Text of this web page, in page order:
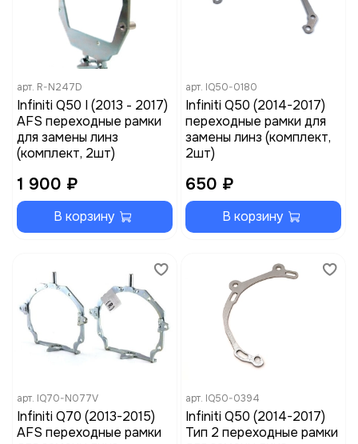
арт. R-N247D
Infiniti Q50 I (2013 - 2017)
AFS переходные рамки
для замены линз
(комплект, 2шт)
1 900 ₽
В корзину
арт. IQ50-0180
Infiniti Q50 (2014-2017)
переходные рамки для
замены линз (комплект,
2шт)
650 ₽
В корзину
арт. IQ70-N077V
Infiniti Q70 (2013-2015)
AFS переходные рамки
арт. IQ50-0394
Infiniti Q50 (2014-2017)
Тип 2 переходные рамки